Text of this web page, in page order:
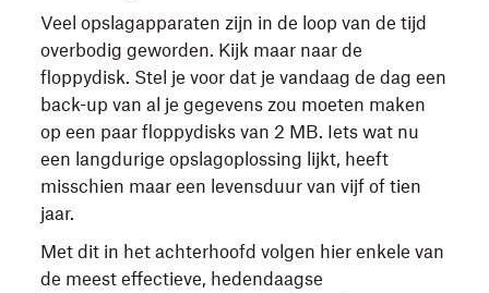
Veel opslagapparaten zijn in de loop van de tijd
overbodig geworden. Kijk maar naar de
floppydisk. Stel je voor dat je vandaag de dag een
back-up van al je gegevens zou moeten maken
op een paar floppydisks van 2 MB. Iets wat nu
een langdurige opslagoplossing lijkt, heeft
misschien maar een levensduur van vijf of tien
jaar.
Met dit in het achterhoofd volgen hier enkele van
de meest effectieve, hedendaagse